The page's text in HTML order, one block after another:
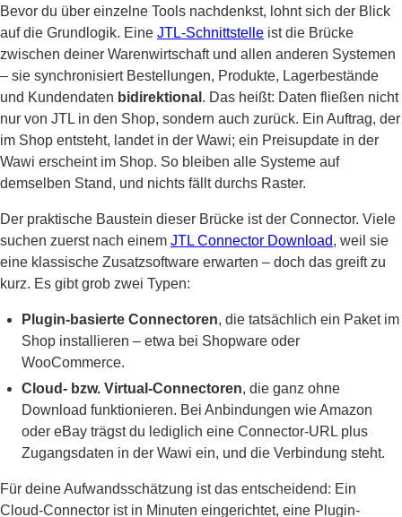
Bevor du über einzelne Tools nachdenkst, lohnt sich der Blick
auf die Grundlogik. Eine JTL-Schnittstelle ist die Brücke
zwischen deiner Warenwirtschaft und allen anderen Systemen
– sie synchronisiert Bestellungen, Produkte, Lagerbestände
und Kundendaten bidirektional . Das heißt: Daten fließen nicht
nur von JTL in den Shop, sondern auch zurück. Ein Auftrag, der
im Shop entsteht, landet in der Wawi; ein Preisupdate in der
Wawi erscheint im Shop. So bleiben alle Systeme auf
demselben Stand, und nichts fällt durchs Raster.
Der praktische Baustein dieser Brücke ist der Connector. Viele
suchen zuerst nach einem JTL Connector Download, weil sie
eine klassische Zusatzsoftware erwarten – doch das greift zu
kurz. Es gibt grob zwei Typen:
Plugin-basierte Connectoren, die tatsächlich ein Paket im
Shop installieren – etwa bei Shopware oder
WooCommerce.
Cloud- bzw. Virtual-Connectoren, die ganz ohne
Download funktionieren. Bei Anbindungen wie Amazon
oder eBay trägst du lediglich eine Connector-URL plus
Zugangsdaten in der Wawi ein, und die Verbindung steht.
Für deine Aufwandsschätzung ist das entscheidend: Ein
Cloud-Connector ist in Minuten eingerichtet, eine Plugin-